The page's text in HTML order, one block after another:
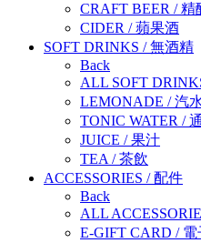
CRAFT BEER /精
CIDER /蘋果酒
SOFT DRINKS /無酒精
Back
ALL SOFT
LEMONADE /汽
TONIC WATER /
JUICE /果汁
TEA /茶飲
ACCESSORIES /配件
Back
ALL
E-GIFT CARD / 電